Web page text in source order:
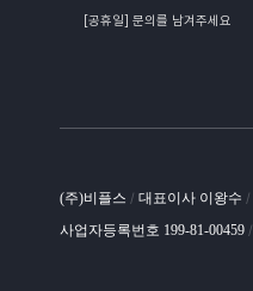
[공휴일] 문의를 남겨주세요
(주)비플스 / 대표이사 이왕수 /
사업자등록번호 199-81-00459 /